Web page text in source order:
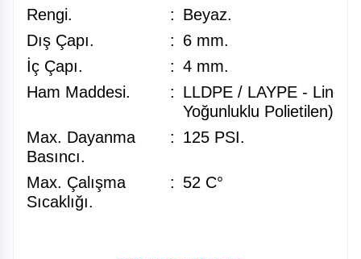
Rengi.
: Beyaz.
Dış Çapı.
: 6 mm.
İç Çapı.
: 4 mm.
Ham Maddesi.
: LLDPE / LAYPE -
Yoğunluklu Polietilen).
Max. Dayanma
Basıncı.
: 125 PSI.
Max. Çalışma
Sıcaklığı.
: 52 C°